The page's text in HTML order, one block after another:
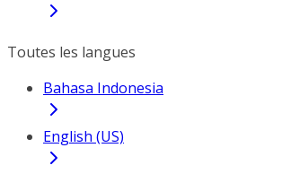
Toutes les langues
Bahasa Indonesia
English (US)